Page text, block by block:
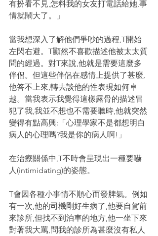
有扮看不見,怎料我的女友打電話給她,事
情就鬧大了。」
當我想深入了解他們爭吵的過程,T開始
左閃右避。T顯然不喜歡描述他被太太質
問的經過。對T來說,他就是需要這麼多
伴侶。但這些伴侶在感情上提供了甚麼,
他答不上來,轉去談他的性表現如何卓
越。當我表示我覺得這樣露骨的描述冒
犯了我,我並不想也不需要聽時,他就突然
變得有點高興:「心理學家不是都想明白
病人的心理嗎?我是你的病人啊!」
在治療關係中,T不時會呈現出一種要嚇
人(intimidating)的姿態。
T會因各種小事情不順心而發脾氣。例如
有一次,他的司機剛好生病了,他要自駕前
來診所,但找不到泊車的地方,他一坐下來
對著我大罵,問我的診所為甚麼沒有私人